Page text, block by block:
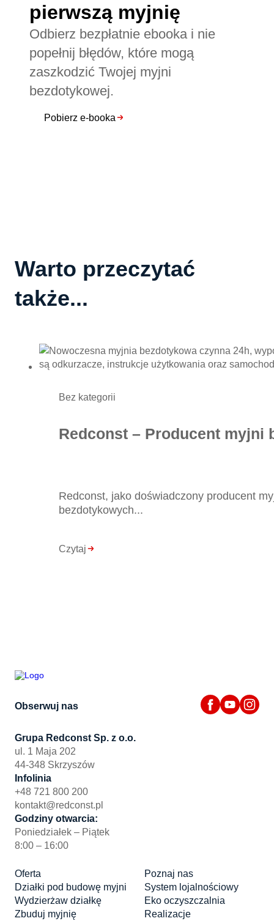
pierwszą myjnię
Odbierz bezpłatnie ebooka i nie
popełnij błędów, które mogą
zaszkodzić Twojej myjni
bezdotykowej.
Pobierz e-booka
Warto przeczytać
także...
Bez kategorii
Redconst – Producent myjni
Redconst, jako doświadczony producent
bezdotykowych...
Czytaj
Obserwuj nas
Grupa Redconst Sp. z o.o.
ul. 1 Maja 202
44-348 Skrzyszów
Infolinia
+48 721 800 200
kontakt@redconst.pl
Godziny otwarcia:
Poniedziałek – Piątek
8:00 – 16:00
Oferta
Działki pod budowę myjni
Wydzierżaw działkę
Zbuduj myjnię
Poznaj nas
System lojalnościowy
Eko oczyszczalnia
Realizacje